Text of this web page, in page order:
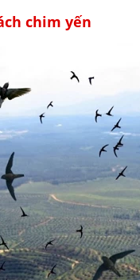
chim yến